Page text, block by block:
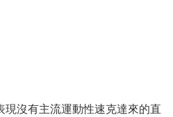
現沒有主流運動性速克達來的直